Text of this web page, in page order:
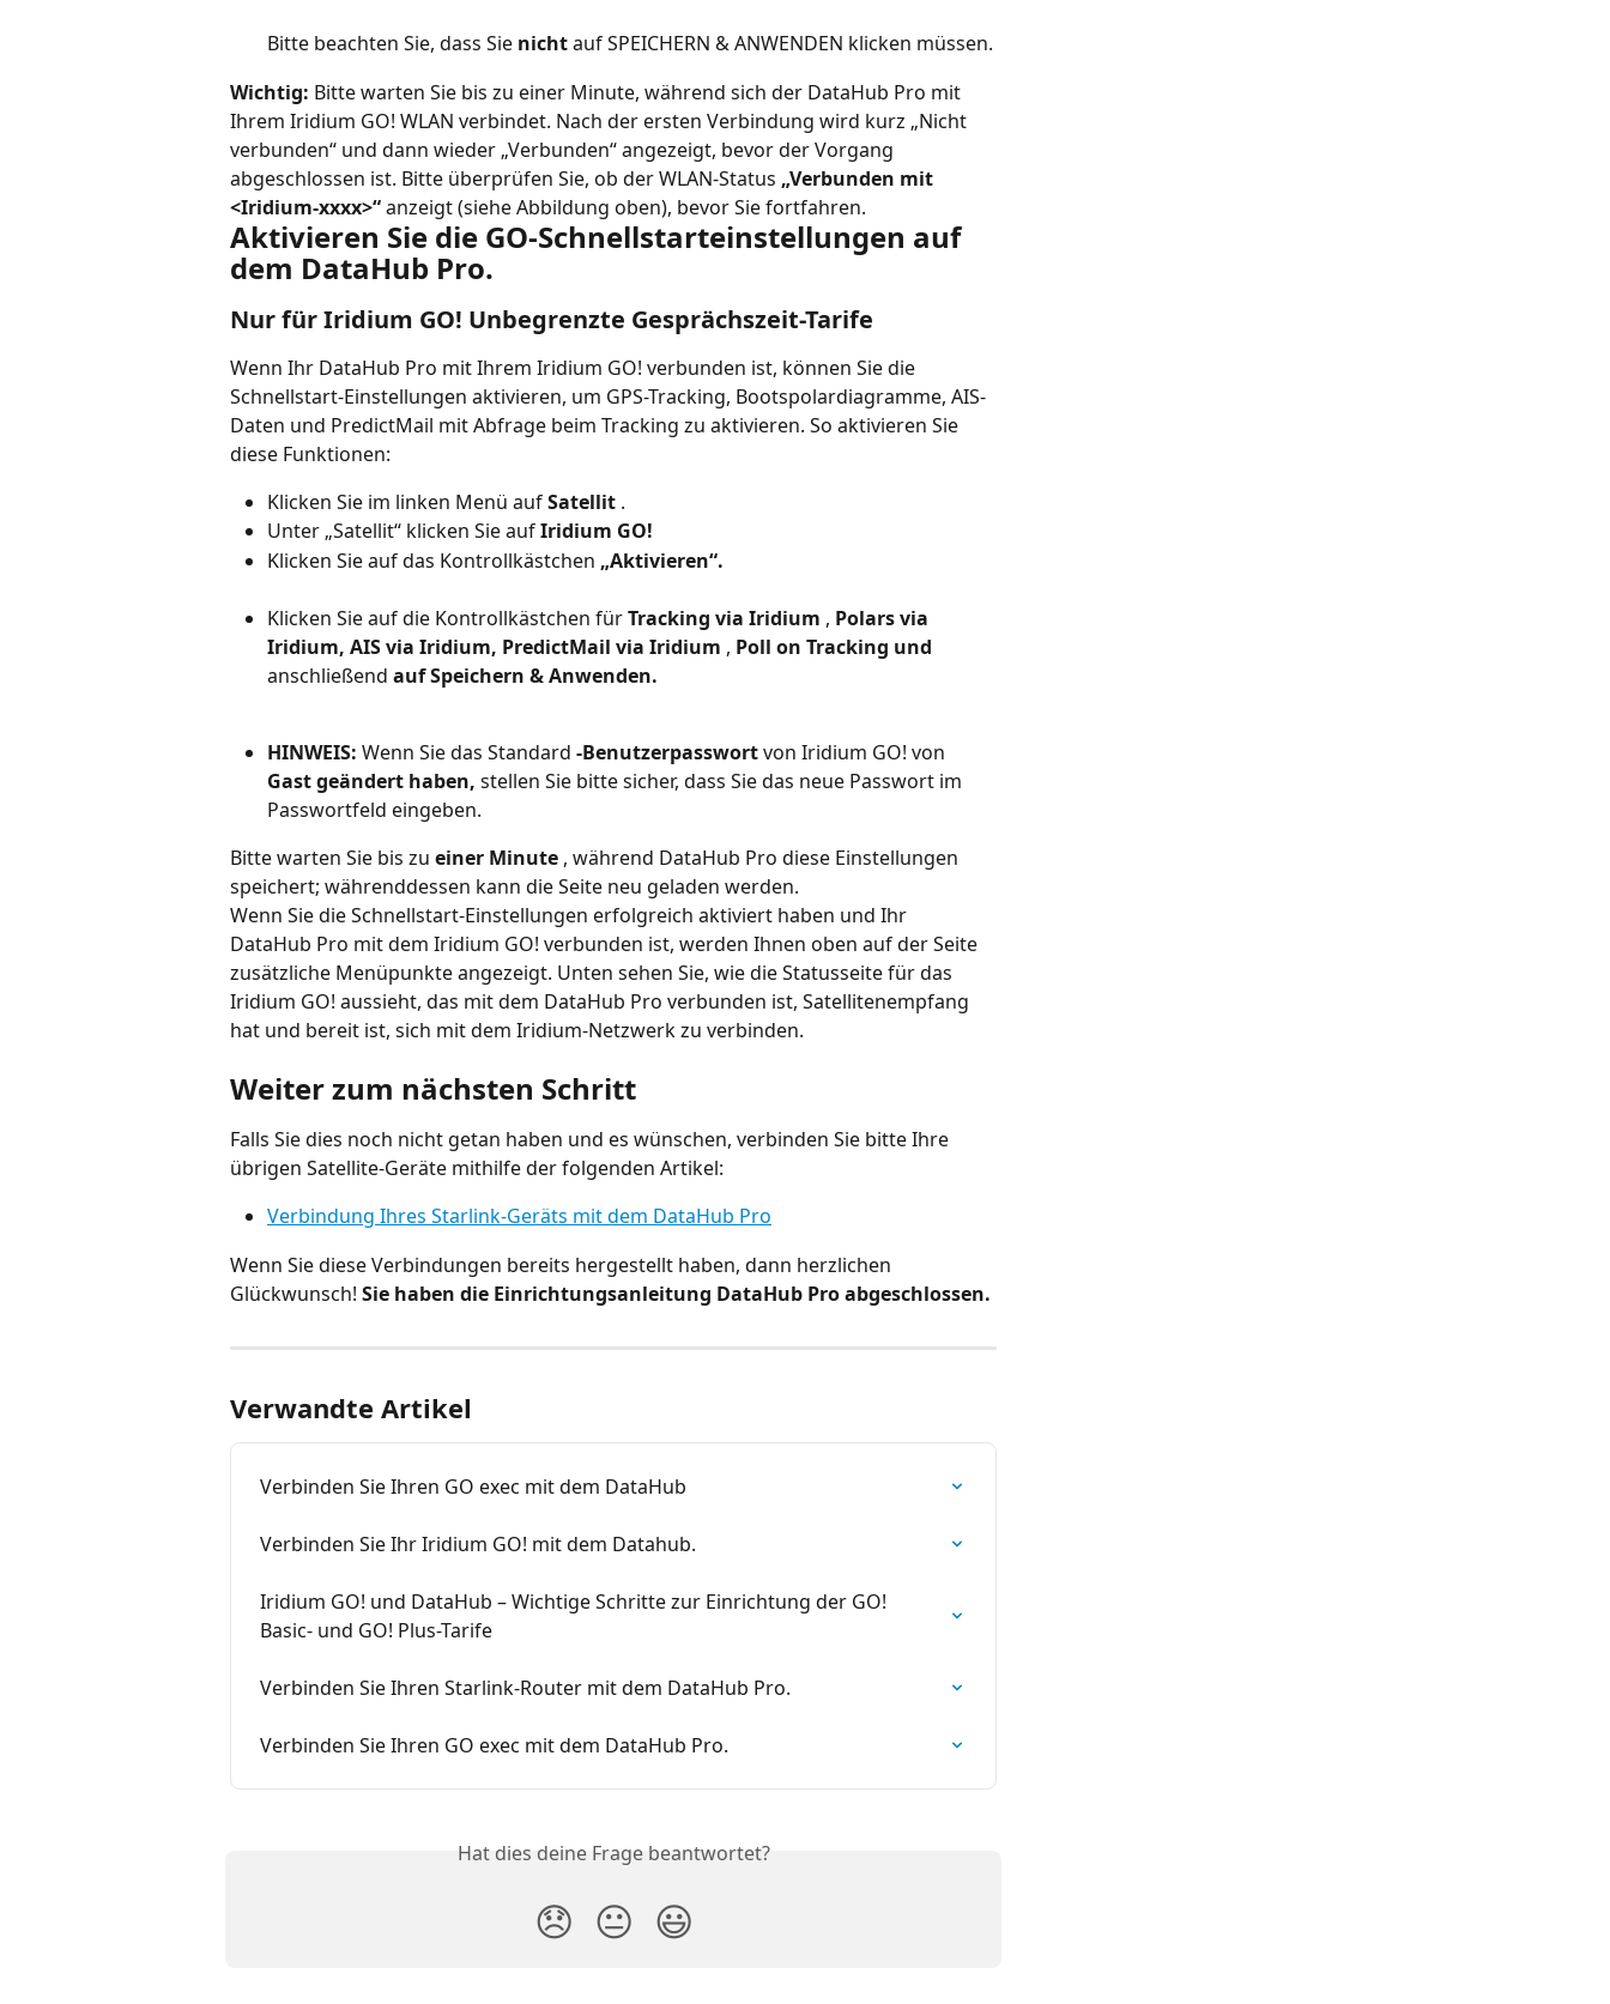
Bitte beachten Sie, dass Sie nicht auf SPEICHERN & ANWENDEN klicken müssen.
Wichtig: Bitte warten Sie bis zu einer Minute, während sich der DataHub Pro mit
Ihrem Iridium GO! WLAN verbindet. Nach der ersten Verbindung wird kurz „Nicht
verbunden“ und dann wieder „Verbunden“ angezeigt, bevor der Vorgang
abgeschlossen ist. Bitte überprüfen Sie, ob der WLAN-Status „Verbunden mit
<Iridium-xxxx>“ anzeigt (siehe Abbildung oben), bevor Sie fortfahren.
Aktivieren Sie die GO-Schnellstarteinstellungen auf
dem DataHub Pro.
Nur für Iridium GO! Unbegrenzte Gesprächszeit-Tarife
Wenn Ihr DataHub Pro mit Ihrem Iridium GO! verbunden ist, können Sie die
Schnellstart-Einstellungen aktivieren, um GPS-Tracking, Bootspolardiagramme, AIS-
Daten und PredictMail mit Abfrage beim Tracking zu aktivieren. So aktivieren Sie
diese Funktionen:
Klicken Sie im linken Menü auf Satellit .
Unter „Satellit“ klicken Sie auf Iridium GO!
Klicken Sie auf das Kontrollkästchen „Aktivieren“.
Klicken Sie auf die Kontrollkästchen für Tracking via Iridium , Polars via
Iridium, AIS via Iridium, PredictMail via Iridium , Poll on Tracking und
anschließend auf Speichern & Anwenden.
HINWEIS: Wenn Sie das Standard -Benutzerpasswort von Iridium GO! von
Gast geändert haben, stellen Sie bitte sicher, dass Sie das neue Passwort im
Passwortfeld eingeben.
Bitte warten Sie bis zu einer Minute , während DataHub Pro diese Einstellungen
speichert; währenddessen kann die Seite neu geladen werden.
Wenn Sie die Schnellstart-Einstellungen erfolgreich aktiviert haben und Ihr
DataHub Pro mit dem Iridium GO! verbunden ist, werden Ihnen oben auf der Seite
zusätzliche Menüpunkte angezeigt. Unten sehen Sie, wie die Statusseite für das
Iridium GO! aussieht, das mit dem DataHub Pro verbunden ist, Satellitenempfang
hat und bereit ist, sich mit dem Iridium-Netzwerk zu verbinden.
Weiter zum nächsten Schritt
Falls Sie dies noch nicht getan haben und es wünschen, verbinden Sie bitte Ihre
übrigen Satellite-Geräte mithilfe der folgenden Artikel:
Verbindung Ihres Starlink-Geräts mit dem DataHub Pro
Wenn Sie diese Verbindungen bereits hergestellt haben, dann herzlichen
Glückwunsch! Sie haben die Einrichtungsanleitung DataHub Pro abgeschlossen.
Verwandte Artikel
Verbinden Sie Ihren GO exec mit dem DataHub
Verbinden Sie Ihr Iridium GO! mit dem Datahub.
Iridium GO! und DataHub – Wichtige Schritte zur Einrichtung der GO!
Basic- und GO! Plus-Tarife
Verbinden Sie Ihren Starlink-Router mit dem DataHub Pro.
Verbinden Sie Ihren GO exec mit dem DataHub Pro.
Hat dies deine Frage beantwortet?
😞 😐 😃